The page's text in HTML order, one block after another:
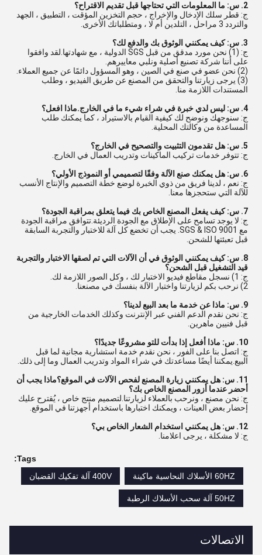
2. س: ما المعلومات التي تحتاجها قبل تقديم الاقتراح؟
ج: قطر سلك الإدخال والإخراج ، حجم التخزين المؤقت ، التطبيق ، الجهد
والتردد 3 مراحل ، التلدين أم لا ، ومتطلباتك الأخرى.
3. س: كيف يمكنني الوثوق بك والدفع لك؟
ج: (1) نحن مورد مدقق من قبل SGS الدولية ، مع شهادتها.لقد وافقوا
على أننا شركة تصنيع أصلية ونلبي معاييرهم.
(2) نحن عضو في صنع في الصين ، وهو المسؤول دائمًا عن جميع العملاء.
(3) يرجى زيارتنا والتحقق من المصنع عن طريق الفيديو ، وطلب
المستندات اللازمة منا.
4. س: ليس لدي خبرة في شراء شيء ما في الخارج.ماذا افعل؟
ج: سنوجهك ونوضح لك كيفية القيام بالاستيراد ، كما يمكنك طلب
المساعدة من وكالتك المحلية.
5. س: هل تقدمون التثبيت والتصحيح في الخارج؟
ج: تتوفر خدمات تركيب الماكينات وتدريب العمال في الخارج.
6. س: هل يمكنك صنع الآلة وفقًا لتصميمي أو النموذج الأولي؟
ج: نعم ، لدينا فريق من ذوي الخبرة لوضع خطة التصميم والإنتاج الأنسب
للآلة التي ستحجزها معنا.
7. س: كيف يفعل المصنع الخاص بك فيما يتعلق بمراقبة الجودة؟
ج: لا يوجد تسامح على الإطلاق مع الجودة الرديئة.تتوافق مراقبة الجودة
مع SGS & ISO 9001. يجب أن تخضع كل آلة للاختبار والتجربة السابقة
قبل تعبئتها للشحن.
8. س: كيف يمكنني الوثوق في أن الآلات التي تم لصقها الاختبار والتجربة
قيد التشغيل قبل الشحن؟
ج: 1) نسجل مقاطع فيديو الاختبار لك ، وكل الصور اللازمة لك.
2) نرحب بكم لزيارتنا واختبار الآلة بنفسك في مصنعنا.
9. س: ماذا عن خدمة ما بعد البيع لدينا؟
ج: نحن نقدم الدعم الفني عبر الإنترنت وكذلك الخدمات الخارجية من
قبل فنيين ماهرين.
10. س: ماذا أفعل إذا بدأت للتو مشروعًا جديدًا؟
ج: اتصل بنا على الفور ، نحن نقدم خدمة استشارية مجانية لما قبل
البيع.يمكننا أيضًا مساعدتك في شراء المواد وتدريب العمال وما إلى ذلك.
11. س: هل يمكنني زيارة المصنع لفحص الآلات في الموقع؟ماذا يجب أن
أحضر عندما أزور المصنع الخاص بك؟
ج: نحن مصنع ، ونرحب بالعملاء لزيارتنا.لتصميم منتج خاص ، يُقترح عليك
إحضار بعض العينات ، ويمكنك اختبارها باستخدام أجهزتنا في الموقع.
12. س: هل يمكنني استخدام الشعار الخاص بي؟
ج: لا مشكلة ، يرجى اعلامنا.
Tags:
60HZ الأسلاك النحاسية ماكينة
400V آلة تفكيك القضبان
50HZ آلة سحب الأسلاك الرطبة
الاتصالات